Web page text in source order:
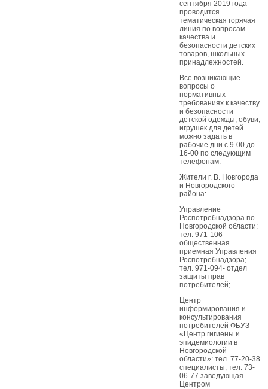
сентября 2019 года
проводится
тематическая горячая
линия по вопросам
качества и
безопасности детских
товаров, школьных
принадлежностей.
Все возникающие
вопросы о
нормативных
требованиях к качеству
и безопасности
детской одежды, обуви,
игрушек для детей
можно задать в
рабочие дни с 9-00 до
16-00 по следующим
телефонам:
Жители г. В. Новгорода
и Новгородского
района:
Управление
Роспотребнадзора по
Новгородской области:
тел. 971-106 –
общественная
приемная Управления
Роспотребнадзора;
тел. 971-094- отдел
защиты прав
потребителей;
Центр
информирования и
консультирования
потребителей ФБУЗ
«Центр гигиены и
эпидемиологии в
Новгородской
области»: тел. 77-20-38
специалисты; тел. 73-
06-77 заведующая
Центром